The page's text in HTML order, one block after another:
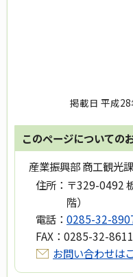
掲載日 平成
このページについての
産業振興部 商工観光課
住所： 〒329-0492
階）
電話： 0285-32-
FAX： 0285-32-8611
お問い合わせは